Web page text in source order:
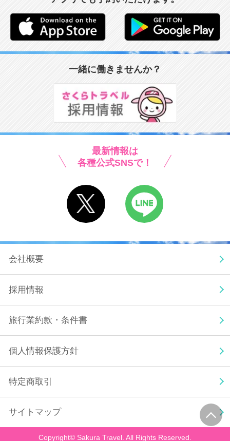
一緒に働きませんか？
最新情報は
各種公式SNSで！
X LINE
会社概要
採用情報
旅行業約款・条件書
個人情報保護方針
特定商取引
サイトマップ
Copyright© Sakura Travel. All Rights Reserved.
ペ
ー
ジ